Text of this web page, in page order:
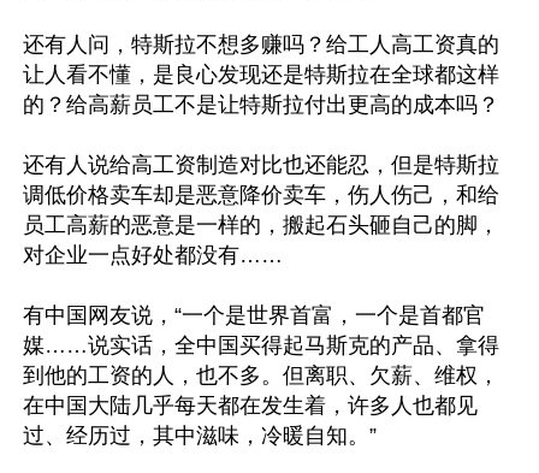
还有人问，特斯拉不想多赚吗？给工人高工资真的
让人看不懂，是良心发现还是特斯拉在全球都这样
的？给高薪员工不是让特斯拉付出更高的成本吗？
还有人说给高工资制造对比也还能忍，但是特斯拉
调低价格卖车却是恶意降价卖车，伤人伤己，和给
员工高薪的恶意是一样的，搬起石头砸自己的脚，
对企业一点好处都没有……
有中国网友说，“一个是世界首富，一个是首都官
媒……说实话，全中国买得起马斯克的产品、拿得
到他的工资的人，也不多。但离职、欠薪、维权，
在中国大陆几乎每天都在发生着，许多人也都见
过、经历过，其中滋味，冷暖自知。”